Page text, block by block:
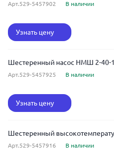
Арт.529-5457902 В наличии
Узнать цену
Шестеренный насос НМШ 2-40-
Арт.529-5457925 В наличии
Узнать цену
Шестеренный
Арт.529-5457916 В наличии